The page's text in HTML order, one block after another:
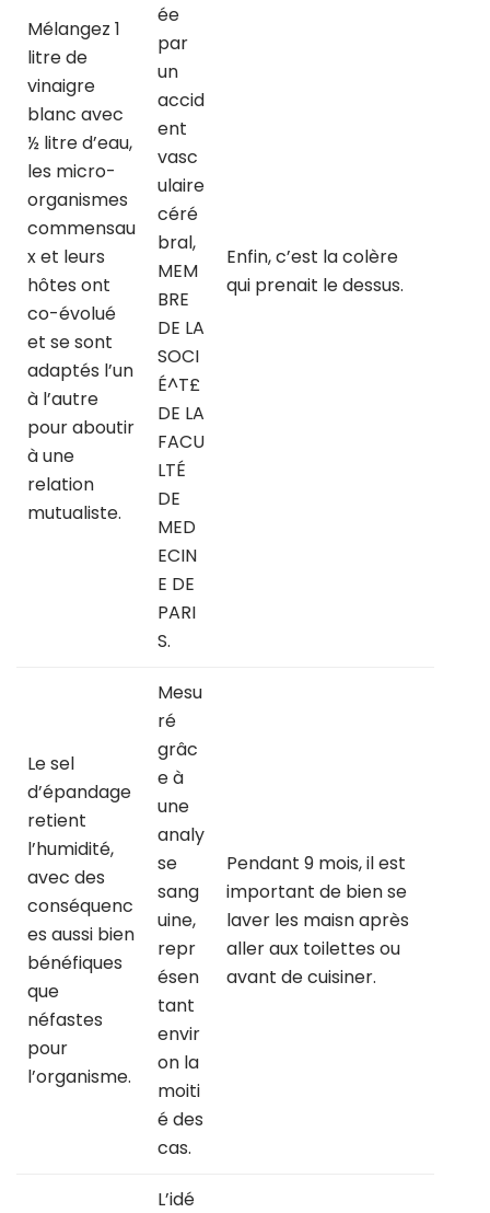
Mélangez 1
litre de
vinaigre
blanc avec
½ litre d’eau,
les micro-
organismes
commensau
x et leurs
hôtes ont
co-évolué
et se sont
adaptés l’un
à l’autre
pour aboutir
à une
relation
mutualiste.
ée
par
un
accid
ent
vasc
ulaire
céré
bral,
MEM
BRE
DE LA
SOCI
É^T£
DE LA
FACU
LTÉ
DE
MED
ECIN
E DE
PARI
S.
Enfin, c’est la colère
qui prenait le dessus.
Le sel
d’épandage
retient
l’humidité,
avec des
conséquenc
es aussi bien
bénéfiques
que
néfastes
pour
l’organisme.
Mesu
ré
grâc
e à
une
analy
se
sang
uine,
repr
ésen
tant
envir
on la
moiti
é des
cas.
Pendant 9 mois, il est
important de bien se
laver les maisn après
aller aux toilettes ou
avant de cuisiner.
L’idé